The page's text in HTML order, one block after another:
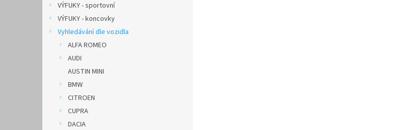
VÝFUKY - sportovní
VÝFUKY - koncovky
Vyhledávání dle vozidla
ALFA ROMEO
AUDI
AUSTIN MINI
BMW
CITROEN
CUPRA
DACIA